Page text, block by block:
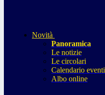
Novità
Panoramica
Le notizie
Le circolari
Calendario eventi
Albo online